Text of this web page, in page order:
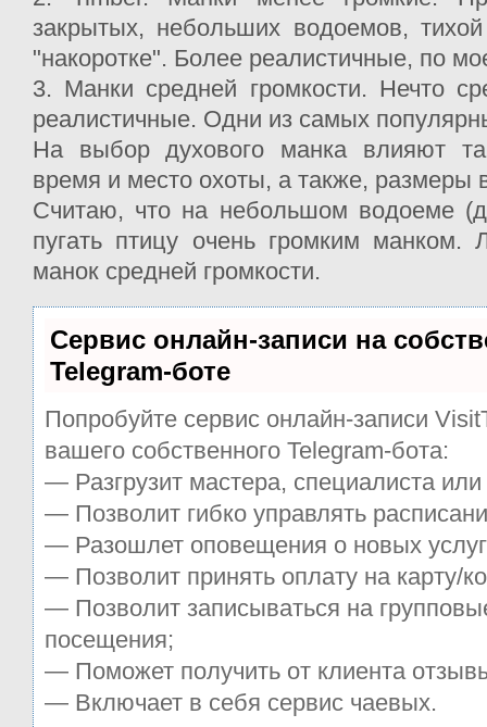
закрытых, небольших водоемов,
"накоротке". Более реалистичные, по
3. Манки средней громкости. Нечто
реалистичные. Одни из самых
На выбор духового манка влияют
время и место охоты, а также, размеры
Считаю, что на небольшом водоеме
пугать птицу очень громким манком.
манок средней громкости.
Сервис онлайн-записи на
Telegram-боте
Попробуйте сервис онлайн-записи
вашего собственного Telegram-бота:
— Разгрузит мастера, специалиста
— Позволит гибко управлять
— Разошлет оповещения о новых
— Позволит принять оплату на карту/
— Позволит записываться на
посещения;
— Поможет получить от клиента
— Включает в себя сервис чаевых.